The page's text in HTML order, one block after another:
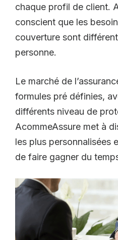
chaque profil de client.
conscient que les
couverture sont
personne.
Le marché de
formules pré définies,
différents niveau de
AcommeAssure met à
les plus personnalisées
de faire gagner du